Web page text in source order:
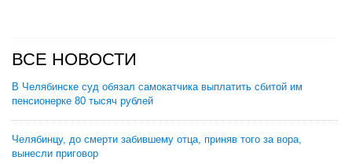
ВСЕ НОВОСТИ
В Челябинске суд обязал самокатчика выплатить сбитой им
пенсионерке 80 тысяч рублей
Челябинцу, до смерти забившему отца, приняв того за вора,
вынесли приговор